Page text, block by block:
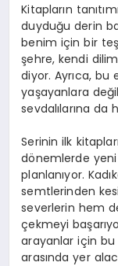
Kitapların
duyduğu derin
benim için bir
şehre, kendi
diyor. Ayrıca, bu
yaşayanlara
sevdalılarına
Serinin ilk
dönemlerde
planlanıyor.
semtlerinden
severlerin hem
çekmeyi
arayanlar için bu
arasında yer